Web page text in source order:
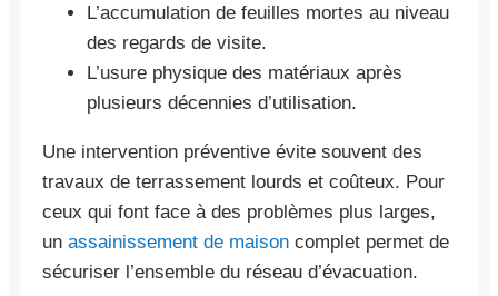
L’accumulation de feuilles mortes au niveau
des regards de visite.
L’usure physique des matériaux après
plusieurs décennies d’utilisation.
Une intervention préventive évite souvent des
travaux de terrassement lourds et coûteux. Pour
ceux qui font face à des problèmes plus larges,
un assainissement de maison complet permet de
sécuriser l’ensemble du réseau d’évacuation.